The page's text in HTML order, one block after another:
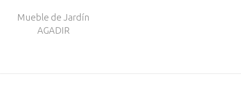
Mueble de Jardín
AGADIR